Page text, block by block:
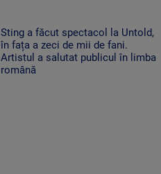
Sting a făcut spectacol la Untold,
în fața a zeci de mii de fani.
Artistul a salutat publicul în limba
română